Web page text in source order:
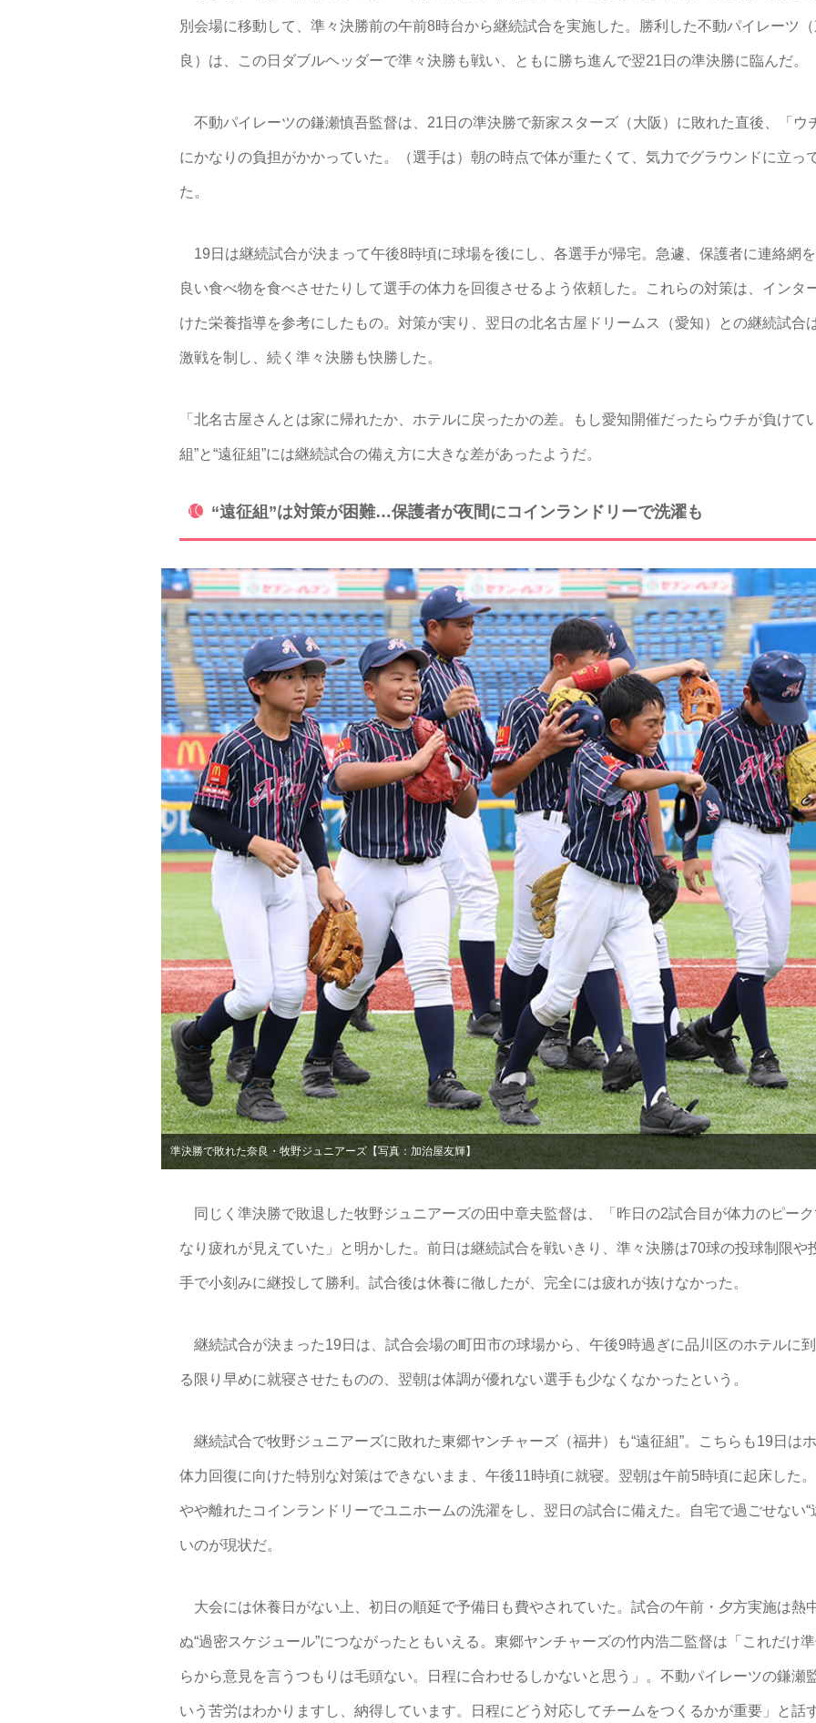
別会場に移動して、準々決勝前の午前8時台から継続試合を実施した。勝利した不動パイレーツ
良）は、この日ダブルヘッダーで準々決勝も戦い、ともに勝ち進んで翌21日の準決勝に臨んだ。
不動パイレーツの鎌瀬慎吾監督は、21日の準決勝で新家スターズ（大阪）に敗れた直後、「ウ
にかなりの負担がかかっていた。（選手は）朝の時点で体が重たくて、気力でグラウンドに立っ
た。
19日は継続試合が決まって午後8時頃に球場を後にし、各選手が帰宅。急遽、保護者に連絡網
良い食べ物を食べさせたりして選手の体力を回復させるよう依頼した。これらの対策は、インタ
けた栄養指導を参考にしたもの。対策が実り、翌日の北名古屋ドリームス（愛知）との継続試合
激戦を制し、続く準々決勝も快勝した。
「北名古屋さんとは家に帰れたか、ホテルに戻ったかの差。もし愛知開催だったらウチが負けて
組”と“遠征組”には継続試合の備え方に大きな差があったようだ。
“遠征組”は対策が困難…保護者が夜間にコインランドリーで洗濯も
準決勝で敗れた奈良・牧野ジュニアーズ【写真：加治屋友輝】
同じく準決勝で敗退した牧野ジュニアーズの田中章夫監督は、「昨日の2試合目が体力のピー
なり疲れが見えていた」と明かした。前日は継続試合を戦いきり、準々決勝は70球の投球制限や
手で小刻みに継投して勝利。試合後は休養に徹したが、完全には疲れが抜けなかった。
継続試合が決まった19日は、試合会場の町田市の球場から、午後9時過ぎに品川区のホテルに
る限り早めに就寝させたものの、翌朝は体調が優れない選手も少なくなかったという。
継続試合で牧野ジュニアーズに敗れた東郷ヤンチャーズ（福井）も“遠征組”。こちらも19日は
体力回復に向けた特別な対策はできないまま、午後11時頃に就寝。翌朝は午前5時頃に起床した
やや離れたコインランドリーでユニホームの洗濯をし、翌日の試合に備えた。自宅で過ごせない
いのが現状だ。
大会には休養日がない上、初日の順延で予備日も費やされていた。試合の午前・夕方実施は熱
ぬ“過密スケジュール”につながったともいえる。東郷ヤンチャーズの竹内浩二監督は「これだけ
らから意見を言うつもりは毛頭ない。日程に合わせるしかないと思う」。不動パイレーツの鎌瀬
いう苦労はわかりますし、納得しています。日程にどう対応してチームをつくるかが重要」と話